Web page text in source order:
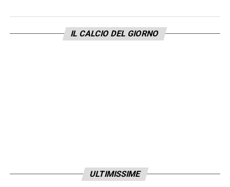
decoder Sky Qper gli abbonati alla tv
satellitare e sul canale satellitare
Pazzini.
IL CALCIO DEL GIORNO
ULTIMISSIME